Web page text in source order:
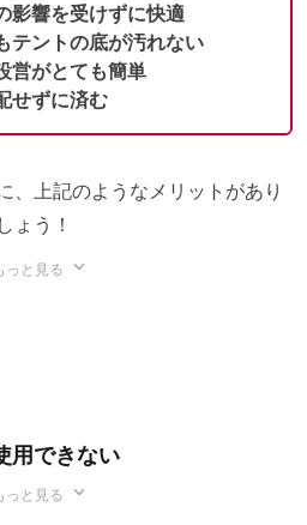
影響を受けずに快適
テントの底が汚れない
営がとても簡単
せずに済む
、上記のようなメリットがあり
ょう！
っと見る
用できない
っと見る